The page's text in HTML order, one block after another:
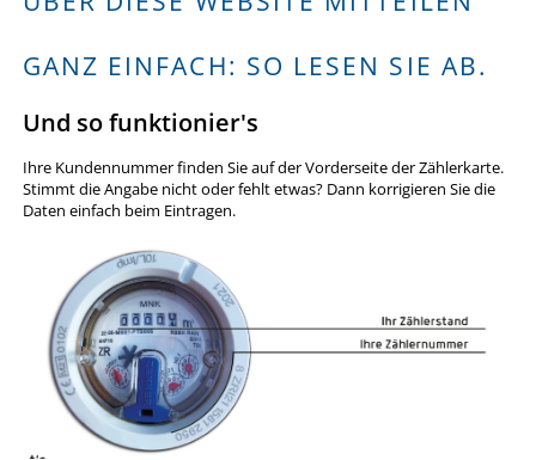
GANZ EINFACH: SO LESEN SIE AB.
Und so funktionier's
Ihre Kundennummer finden Sie auf der Vorderseite der Zählerkarte.
Stimmt die Angabe nicht oder fehlt etwas? Dann korrigieren Sie die
Daten einfach beim Eintragen.